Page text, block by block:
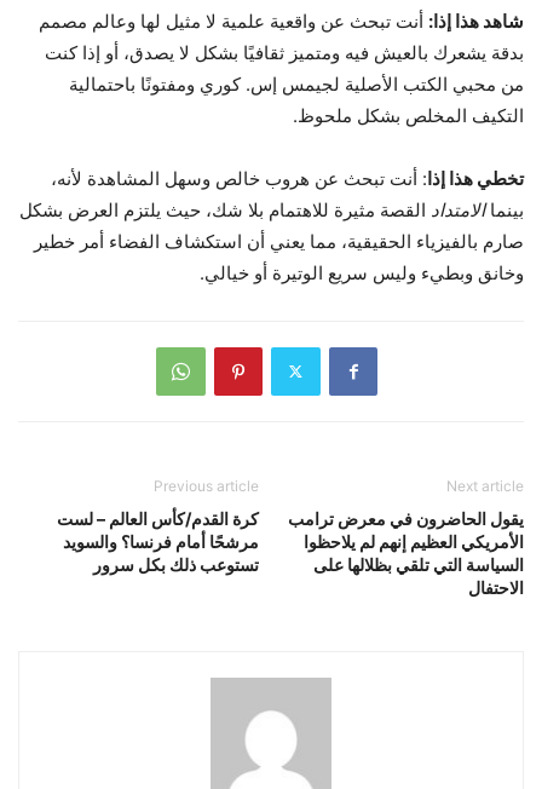
شاهد هذا إذا: أنت تبحث عن واقعية علمية لا مثيل لها وعالم مصمم
بدقة يشعرك بالعيش فيه ومتميز ثقافيًا بشكل لا يصدق، أو إذا كنت
من محبي الكتب الأصلية لجيمس إس. كوري ومفتونًا باحتمالية
التكيف المخلص بشكل ملحوظ.
تخطي هذا إذا: أنت تبحث عن هروب خالص وسهل المشاهدة لأنه،
بينماالامتداد القصة مثيرة للاهتمام بلا شك، حيث يلتزم العرض بشكل
صارم بالفيزياء الحقيقية، مما يعني أن استكشاف الفضاء أمر خطير
وخانق وبطيء وليس سريع الوتيرة أو خيالي.
Previous article
كرة القدم/كأس العالم – لست
مرشحًا أمام فرنسا؟ والسويد
تستوعب ذلك بكل سرور
Next article
يقول الحاضرون في معرض ترامب
الأمريكي العظيم إنهم لم يلاحظوا
السياسة التي تلقي بظلالها على
الاحتفال